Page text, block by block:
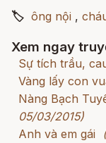
🏷 ông nội ,
Xem ngay
Sự tích trầu,
Vàng lấy con
Nàng Bạch
05/03/2015)
Anh và em gái